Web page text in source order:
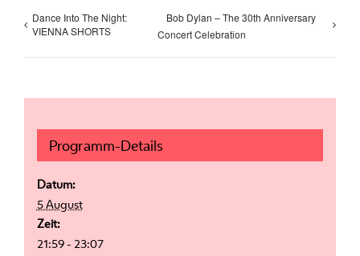
Dance Into The Night:
VIENNA SHORTS
Bob Dylan – The 30th Anniversary
Concert Celebration
Programm-Details
Datum:
5 August
Zeit:
21:59 - 23:07